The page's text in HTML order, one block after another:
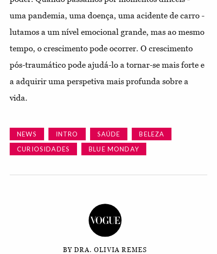
uma pandemia, uma doença, uma acidente de carro -
lutamos a um nível emocional grande, mas ao mesmo
tempo, o crescimento pode ocorrer. O crescimento
pós-traumático pode ajudá-lo a tornar-se mais forte e
a adquirir uma perspetiva mais profunda sobre a
vida.
NEWS INTRO SAÚDE
BELEZA
CURIOSIDADES
BLUE MONDAY
BY DRA. OLIVIA REMES